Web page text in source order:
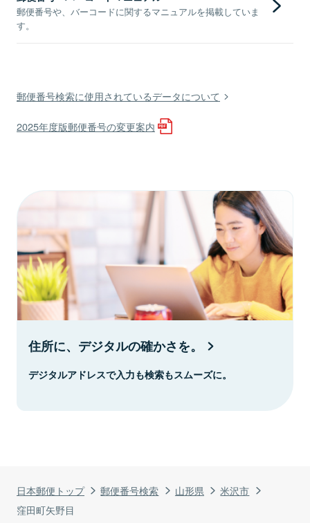
日本郵便トップ 郵便番号検索 山形県
米沢市
窪田町矢野目
郵便番号や、バーコードに関するマニュアルを掲載していま
す。
郵便番号検索に使用されているデータについて
2025年度版郵便番号の変更案内
住所に、デジタルの確かさを。
デジタルアドレスで入力も検索もスムーズに。